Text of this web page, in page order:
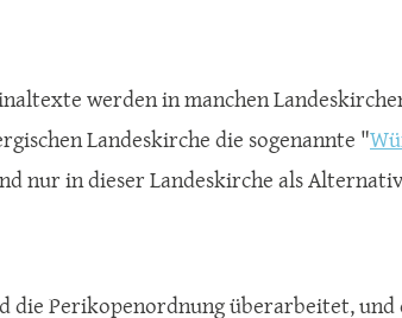
werden in manchen
Landeskirche die sogenannte "
nur in dieser Landeskirche als
die Perikopenordnung überarbeitet, und